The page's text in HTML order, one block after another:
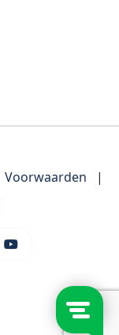
Voorwaarden
|